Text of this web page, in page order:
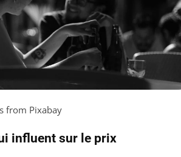
from Pixabay
influent sur le prix